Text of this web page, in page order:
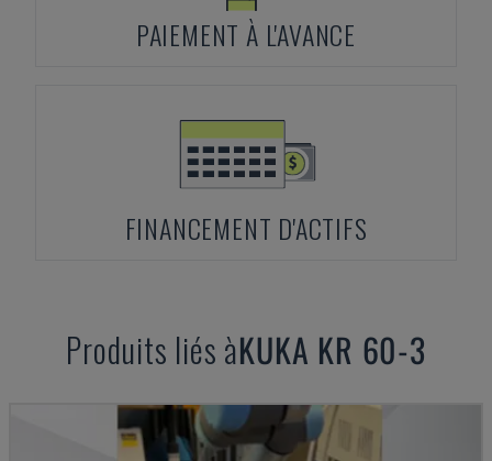
PAIEMENT À L'AVANCE
FINANCEMENT D'ACTIFS
Produits liés àKUKA KR 60-3